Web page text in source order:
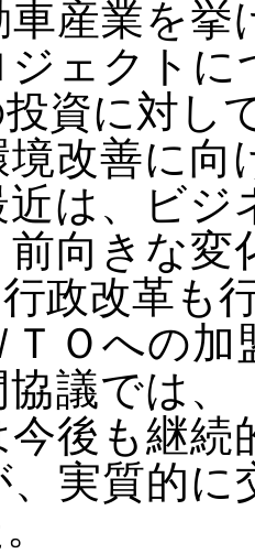
車産業を
ェクトに
資に対し
境改善に
近は、ビ
前向きな
政改革も
ＴＯへの
協議では
今後も継
実質的